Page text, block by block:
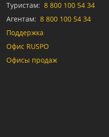
Туристам: 8 800 100 54 34
Агентам: 8 800 100 54 34
Поддержка
Офис RUSPO
Офисы продаж